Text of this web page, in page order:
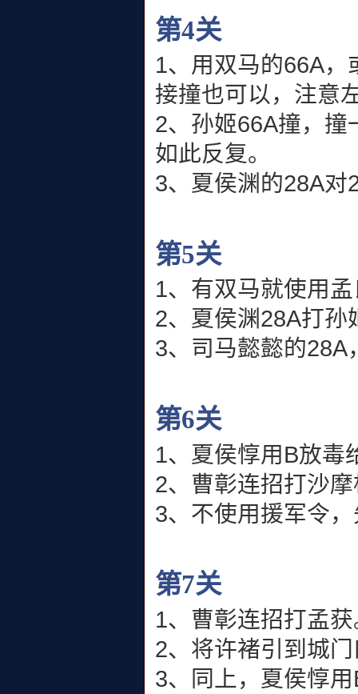
第4关
1、用双马的66A，
接撞也可以，注意
2、孙姬66A撞，撞
如此反复。
3、夏侯渊的28A对
第5关
1、有双马就使用
2、夏侯渊28A打孙
3、司马懿懿的28A
第6关
1、夏侯惇用B放毒
2、曹彰连招打沙
3、不使用援军令
第7关
1、曹彰连招打孟
2、将许褚引到城
3、同上，夏侯惇